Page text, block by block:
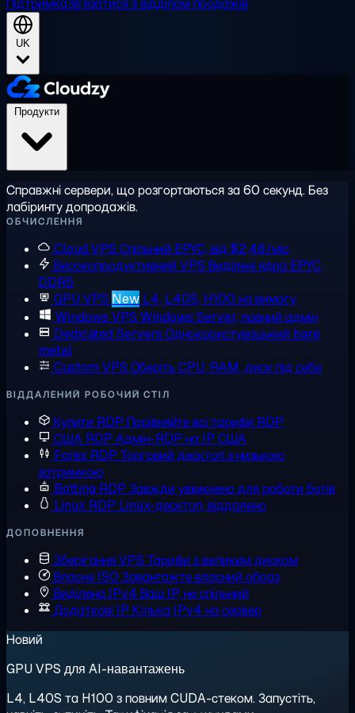
ПідтримкаЗв'язатися з відділом продажів
UK
Справжні сервери, що розгортаються за 60 секунд. Без
лабіринту допродажів.
ОБЧИСЛЕННЯ
Cloud VPS Спільний EPYC, від $2,48/міс
Високопродуктивний VPS Виділені ядра EPYC,
DDR5
GPU VPS New L4, L40S, H100 на вимогу
Windows VPS Windows Server, повний адмін
Dedicated Servers Однокористувацький bare
metal
Custom VPS Оберіть CPU, RAM, диск під себе
ВІДДАЛЕНИЙ РОБОЧИЙ СТІЛ
Купити RDP Порівняйте всі тарифи RDP
США RDP Адмін-RDP на IP США
Forex RDP Торговий десктоп з низькою
затримкою
Botting RDP Завжди увімкнено для роботи ботів
Linux RDP Linux-десктоп, віддалено
ДОПОВНЕННЯ
Зберігання VPS Тарифи з великим диском
Власне ISO Завантажте власний образ
Виділена IPv4 Ваш IP, не спільний
Додаткові IP Кілька IPv4 на сервер
Новий
GPU VPS для AI-навантажень
L4, L40S та H100 з повним CUDA-стеком. Запустіть,